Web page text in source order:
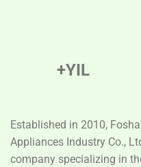
+YIL
Established in 2010,
Appliances Industry Co.,
company specializing in